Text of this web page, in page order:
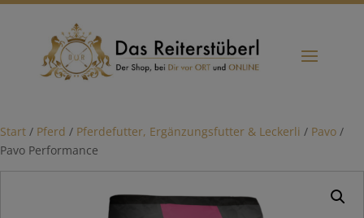
Start / Pferd / Pferdefutter, Ergänzungsfutter & Leckerli / Pavo /
Pavo Performance